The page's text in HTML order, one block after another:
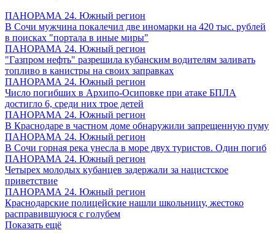
ПАНОРАМА 24. Южный регион
В Сочи мужчина покалечил две иномарки на 420 тыс. рублей
в поисках "портала в иные миры"
ПАНОРАМА 24. Южный регион
"Газпром нефть" разрешила кубанским водителям заливать
топливо в канистры на своих заправках
ПАНОРАМА 24. Южный регион
Число погибших в Архипо-Осиповке при атаке БПЛА
достигло 6, среди них трое детей
ПАНОРАМА 24. Южный регион
В Краснодаре в частном доме обнаружили запрещенную пуму
ПАНОРАМА 24. Южный регион
В Сочи горная река унесла в море двух туристов. Один погиб
ПАНОРАМА 24. Южный регион
Четырех молодых кубанцев задержали за нацистское
приветствие
ПАНОРАМА 24. Южный регион
Краснодарские полицейские нашли школьницу, жестоко
расправившуюся с голубем
Показать ещё